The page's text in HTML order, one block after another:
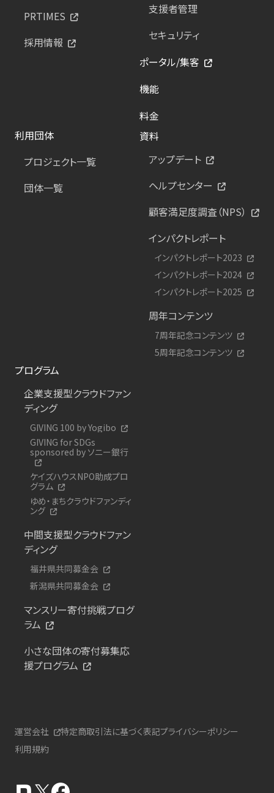
PRTIMES
採用情報
支援者管理
セキュリティ
ポータル/集客
機能
料金
利用団体
プロジェクト一覧
団体一覧
資料
アップデート
ヘルプセンター
顧客満足度調査（NPS）
インパクトレポート
インパクトレポート2023
インパクトレポート2024
インパクトレポート2025
周年コンテンツ
7周年記念コンテンツ
5周年記念コンテンツ
プログラム
企業支援型クラウドファン
ディング
GIVING 100 by Yogibo
GIVING for SDGs
sponsored by ソニー銀行
ケイズハウスNPO助成プロ
グラム
ゆめ・まちクラウドファンディ
ング
中間支援型クラウドファン
ディング
福井県共同募金会
新潟県共同募金会
マンスリー寄付挑戦プログ
ラム
小さな団体の寄付募集応
援プログラム
運営会社 特定商取引法に基づく表記プライバシーポリシー
利用規約